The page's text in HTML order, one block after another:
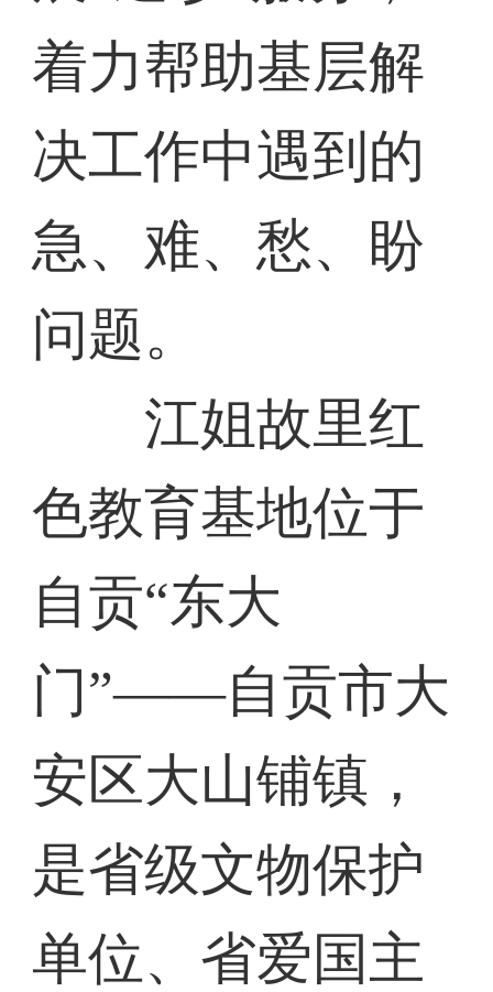
着力帮助基层解
决工作中遇到的
急、难、愁、盼
问题。
江姐故里红
色教育基地位于
自贡“东大
门”——自贡市大
安区大山铺镇，
是省级文物保护
单位、省爱国主